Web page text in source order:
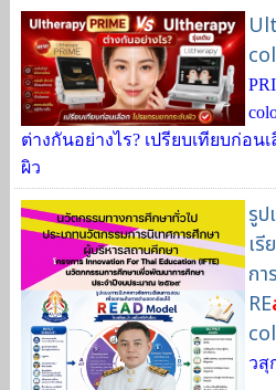
ต่างกันอย่างไร? เปรียบเทียบก่อ
ผิว
รูป
เ
กา
RE
วสุ